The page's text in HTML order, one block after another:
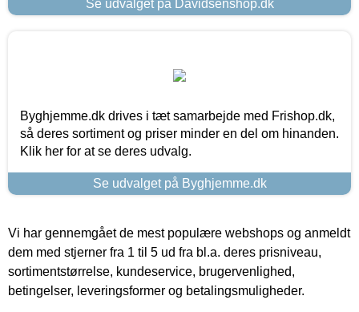
Se udvalget på Davidsenshop.dk
Byghjemme.dk drives i tæt samarbejde med Frishop.dk,
så deres sortiment og priser minder en del om hinanden.
Klik her for at se deres udvalg.
Se udvalget på Byghjemme.dk
Vi har gennemgået de mest populære webshops og anmeldt
dem med stjerner fra 1 til 5 ud fra bl.a. deres prisniveau,
sortimentstørrelse, kundeservice, brugervenlighed,
betingelser, leveringsformer og betalingsmuligheder.